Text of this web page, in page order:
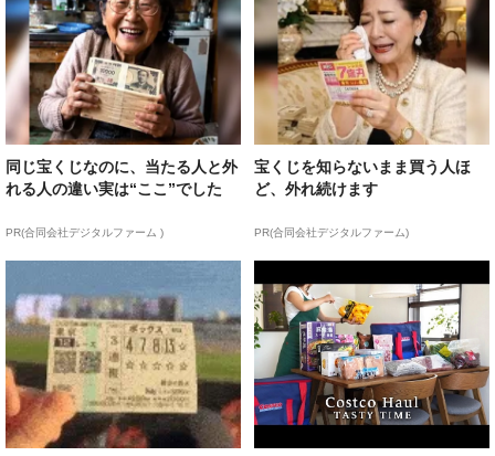
同じ宝くじなのに、当たる人と外
れる人の違い実は“ここ”でした
PR(合同会社デジタルファーム )
宝くじを知らないまま買う人ほ
ど、外れ続けます
PR(合同会社デジタルファーム)